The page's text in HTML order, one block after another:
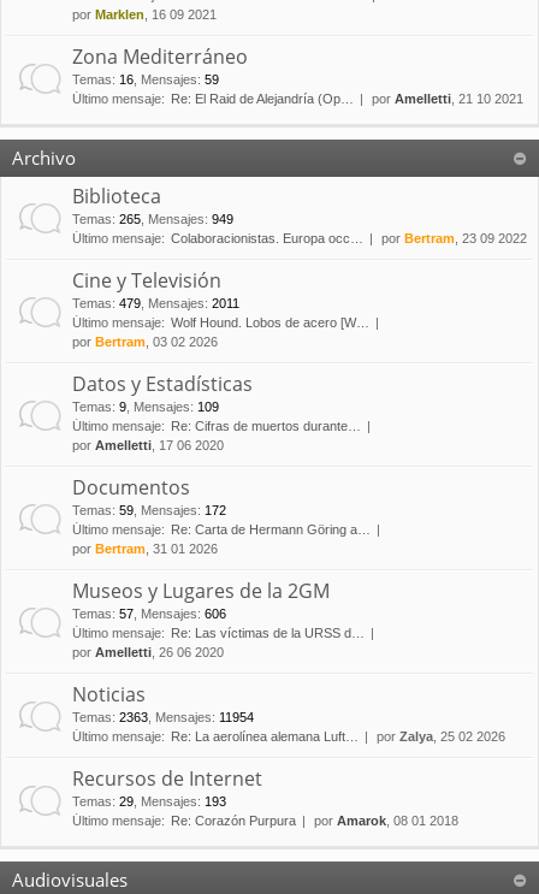
por Marklen , 16 09 2021
Zona Mediterráneo
Temas: 16 Mensajes: 59
Último mensaje:
Re: El Raid de Alejandría (Op… por Amelletti , 21 10 2021
Archivo
Biblioteca
Temas: 265 Mensajes: 949
Último mensaje: Colaboracionistas. Europa occ… por Bertram , 23 09 2022
Cine y Televisión
Temas: 479 Mensajes: 2011
Último mensaje: Wolf Hound. Lobos de acero [W…
por Bertram , 03 02 2026
Datos y Estadísticas
Temas: 9 Mensajes: 109
Último mensaje:
Re: Cifras de muertos durante…
por Amelletti , 17 06 2020
Documentos
Temas: 59 Mensajes: 172
Último mensaje:
Re: Carta de Hermann Göring a…
por Bertram , 31 01 2026
Museos y Lugares de la 2GM
Temas: 57 Mensajes: 606
Último mensaje:
Re: Las víctimas de la URSS d…
por Amelletti , 26 06 2020
Noticias
Temas: 2363 Mensajes: 11954
Último mensaje:
Re: La aerolínea alemana Luft… por Zalya , 25 02 2026
Recursos de Internet
Temas: 29 Mensajes: 193
Último mensaje:
Re: Corazón Purpura por Amarok , 08 01 2018
Audiovisuales